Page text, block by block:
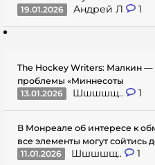
19.01.2026
Андрей Л 1
The Hockey Writers: Малкин
проблемы «Миннесоты
13.01.2026
Шшшшщ.. 1
В Монреале об интересе к
все элементы могут сойтись
11.01.2026
Шшшшщ.. 1